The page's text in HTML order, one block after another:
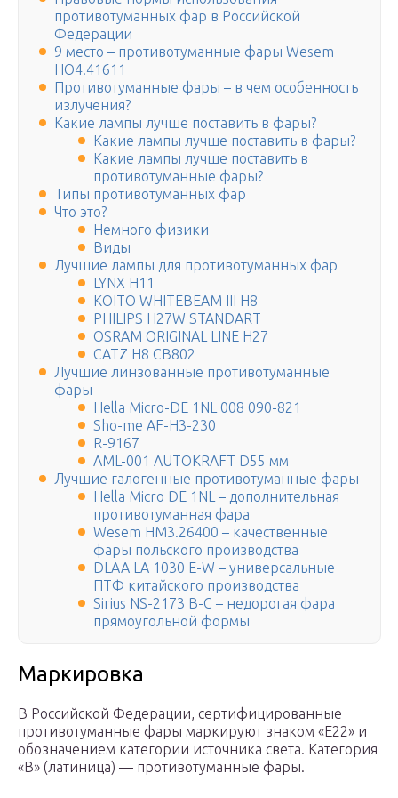
противотуманных фар в Российской
Федерации
9 место – противотуманные фары Wesem
HO4.41611
Противотуманные фары – в чем особенность
излучения?
Какие лампы лучше поставить в фары?
Какие лампы лучше поставить в фары?
Какие лампы лучше поставить в
противотуманные фары?
Типы противотуманных фар
Что это?
Немного физики
Виды
Лучшие лампы для противотуманных фар
LYNX H11
KOITO WHITEBEAM III H8
PHILIPS H27W STANDART
OSRAM ORIGINAL LINE H27
CATZ H8 CB802
Лучшие линзованные противотуманные
фары
Hella Micro-DE 1NL 008 090-821
Sho-me AF-H3-230
R-9167
AML-001 AUTOKRAFT D55 мм
Лучшие галогенные противотуманные фары
Hella Micro DE 1NL – дополнительная
противотуманная фара
Wesem HM3.26400 – качественные
фары польского производства
DLAA LA 1030 E-W – универсальные
ПТФ китайского производства
Sirius NS-2173 B-C – недорогая фара
прямоугольной формы
Маркировка
В Российской Федерации, сертифицированные
противотуманные фары маркируют знаком «Е22» и
обозначением категории источника света. Категория
«В» (латиница) — противотуманные фары.